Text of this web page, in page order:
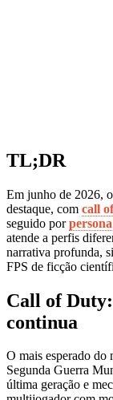
TL;DR
Em junho de 2026,
destaque, com call
seguido por
atende a perfis
narrativa profunda,
FPS de ficção
Call of
continua
O mais esperado do
Segunda Guerra
última geração e